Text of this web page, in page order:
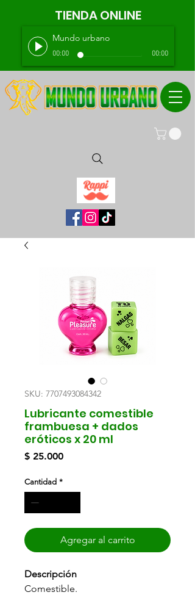
TIENDA ONLINE
Mundo urbano
00:00 00:00
SKU: 7707493084342
Lubricante comestible
frambuesa + dados
eróticos x 20 ml
$ 25.000Precio
Cantidad *
Agregar al carrito
Descripción
Comestible.